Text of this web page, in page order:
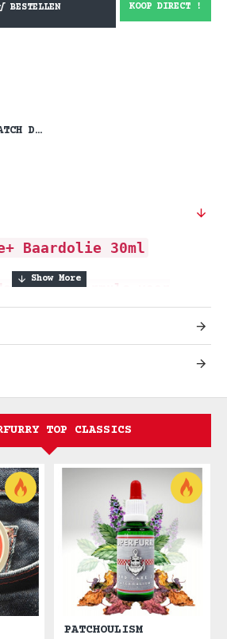
BESTELLEN KOOP DIRECT !
PERFECT MATCH DEAL
Baardolie 30ml
Herstelformule voor
Baarden
Baarden &
kracht van Rescue+
geformuleerd voor
en geïrriteerde huid.
combineert zwarte
kamille om balans te
irritatie te kalmeren en
gezichtshaar te
Kalmerend herstel.
Gezonde baard.
Kruiden
een zachte, neutrale
TOP CLASSICS
PATCHOULISM